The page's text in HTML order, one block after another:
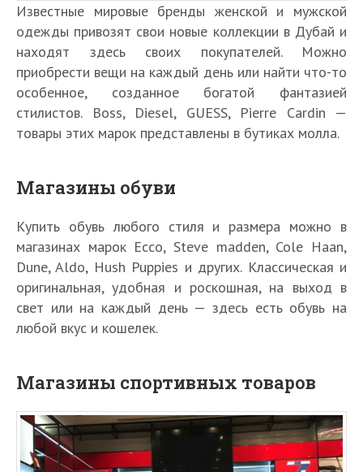
Известные мировые бренды женской и мужской
одежды привозят свои новые коллекции в Дубай и
находят здесь своих покупателей. Можно
приобрести вещи на каждый день или найти что-то
особенное, созданное богатой фантазией
стилистов. Boss, Diesel, GUESS, Pierre Cardin —
товары этих марок представлены в бутиках молла.
Магазины обуви
Купить обувь любого стиля и размера можно в
магазинах марок Ecco, Steve madden, Cole Haan,
Dune, Aldo, Hush Puppies и других. Классическая и
оригинальная, удобная и роскошная, на выход в
свет или на каждый день — здесь есть обувь на
любой вкус и кошелек.
Магазины спортивных товаров